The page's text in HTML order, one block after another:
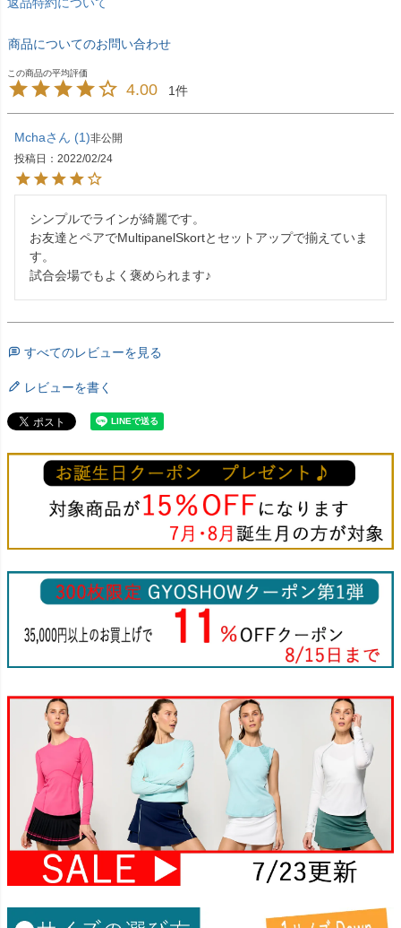
返品特約について
商品についてのお問い合わせ
4.00 1
Mcha 1 非公開
投稿日
2022/02/24
シンプルでラインが綺麗です。
お友達とペアでMultipanelSkortとセットアップで揃えていま
す。
試合会場でもよく褒められます♪
すべてのレビューを見る
レビューを書く